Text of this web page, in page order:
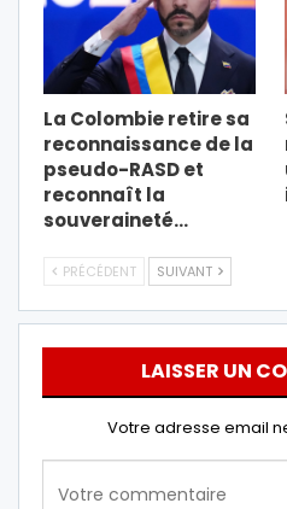
La Colombie retire sa
reconnaissance de la
pseudo-RASD et
reconnaît la
souveraineté…
PRÉCÉDENT SUIVANT
LAISSER UN
Votre adresse email